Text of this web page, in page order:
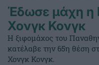
Έδωσε μάχη η
Χονγκ Κονγκ
Η ξιφομάχος του
κατέλαβε την 65η θέση
Χονγκ Κονγκ.